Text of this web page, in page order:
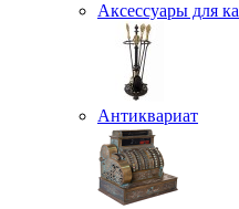
Аксессуары для
Антиквариат